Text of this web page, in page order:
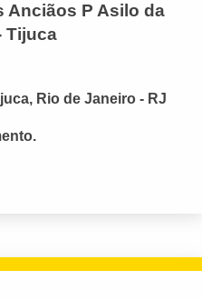
Anciãos P Asilo da
Tijuca
Rio de Janeiro - RJ